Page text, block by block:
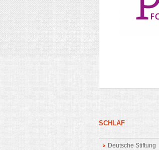
SCHLAF
Deutsche Stiftung